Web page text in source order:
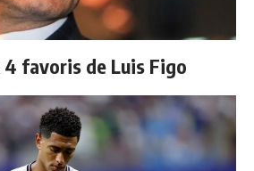
4 favoris de Luis Figo